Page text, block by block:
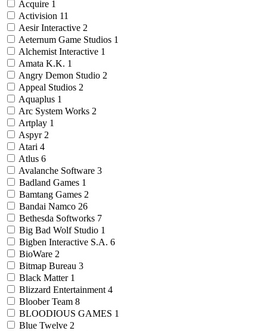
Acquire 1
Activision 11
Aesir Interactive 2
Aeternum Game Studios 1
Alchemist Interactive 1
Amata K.K. 1
Angry Demon Studio 2
Appeal Studios 2
Aquaplus 1
Arc System Works 2
Artplay 1
Aspyr 2
Atari 4
Atlus 6
Avalanche Software 3
Badland Games 1
Bamtang Games 2
Bandai Namco 26
Bethesda Softworks 7
Big Bad Wolf Studio 1
Bigben Interactive S.A. 6
BioWare 2
Bitmap Bureau 3
Black Matter 1
Blizzard Entertainment 4
Bloober Team 8
BLOODIOUS GAMES 1
Blue Twelve 2